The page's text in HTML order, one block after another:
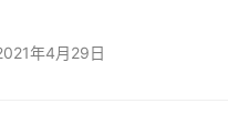
年4月29日